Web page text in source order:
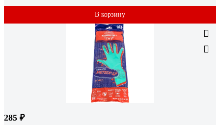
В корзину
285 ₽